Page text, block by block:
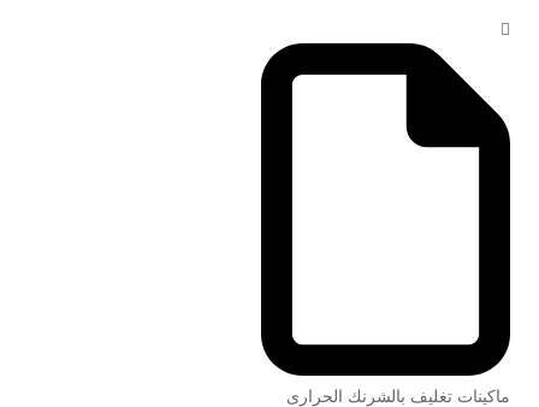
ماكينات تغليف بالشرنك الحرارى